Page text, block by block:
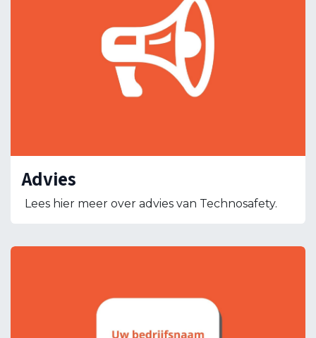
Advies
Lees hier meer over advies van Technosafety.